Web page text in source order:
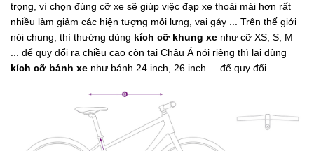
trọng, vì chọn đúng cỡ xe sẽ giúp việc đạp xe thoải mái hơn rất
nhiều làm giảm các hiện tượng mỏi lưng, vai gáy ... Trên thế giới
nói chung, thì thường dùng kích cỡ khung xe như cỡ XS, S, M
... để quy đổi ra chiều cao còn tại Châu Á nói riêng thì lại dùng
kích cỡ bánh xe như bánh 24 inch, 26 inch ... để quy đổi.